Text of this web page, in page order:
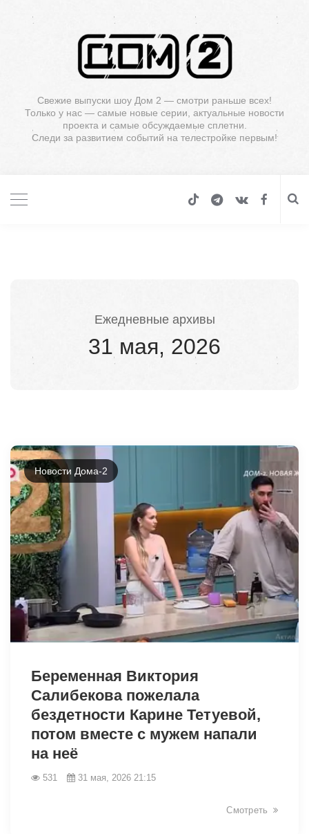
Свежие выпуски шоу Дом 2 — смотри раньше всех!
Только у нас — самые новые серии, актуальные новости
проекта и самые обсуждаемые сплетни.
Следи за развитием событий на телестройке первым!
Ежедневные архивы
31 мая, 2026
Новости Дома-2
Беременная Виктория
Салибекова пожелала
бездетности Карине Тетуевой,
потом вместе с мужем напали
на неё
531 31 мая, 2026 21:15
Смотреть